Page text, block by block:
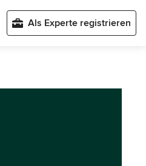
Als Experte registrieren